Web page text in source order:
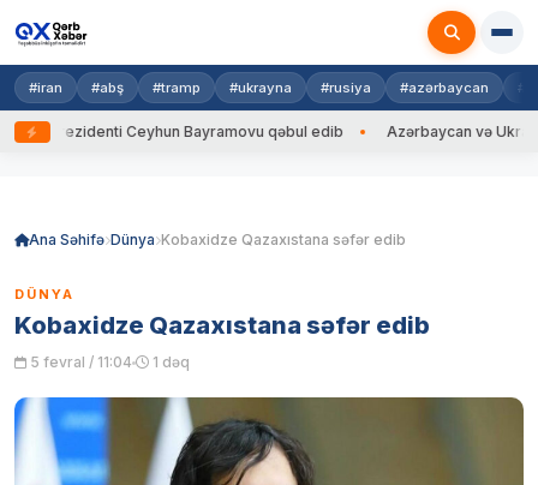
#iran #abş #tramp #ukrayna #rusiya #azərbaycan
Prezidenti Ceyhun Bayramovu qəbul edib Azərbaycan və Ukrayna
Ana Səhifə Dünya Kobaxidze Qazaxıstana səfər edib
DÜNYA
Kobaxidze Qazaxıstana səfər edib
5 fevral / 11:04 1 dəq